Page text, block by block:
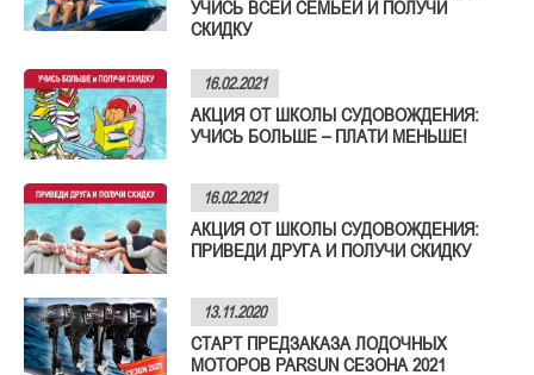
УЧИСЬ ВСЕЙ СЕМЬЕЙ И ПОЛУЧИ
СКИДКУ
16.02.2021
АКЦИЯ ОТ ШКОЛЫ СУДОВОЖДЕНИЯ:
УЧИСЬ БОЛЬШЕ – ПЛАТИ МЕНЬШЕ!
16.02.2021
АКЦИЯ ОТ ШКОЛЫ СУДОВОЖДЕНИЯ:
ПРИВЕДИ ДРУГА И ПОЛУЧИ СКИДКУ
13.11.2020
СТАРТ ПРЕДЗАКАЗА ЛОДОЧНЫХ
МОТОРОВ PARSUN СЕЗОНА 2021